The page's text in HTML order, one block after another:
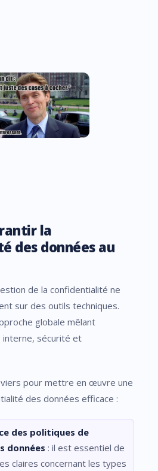
la
des données au
de la confidentialité ne
sur des outils techniques.
globale mêlant
interne, sécurité et
pour mettre en œuvre une
des données efficace :
des politiques de
données : il est essentiel de
claires concernant les types